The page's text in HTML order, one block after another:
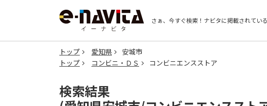
さぁ、今すぐ検索！ ナビタに掲載されている
トップ 愛知県
安城市
トップ
コンビニ・ＤＳ コンビニエンスストア
検索結果